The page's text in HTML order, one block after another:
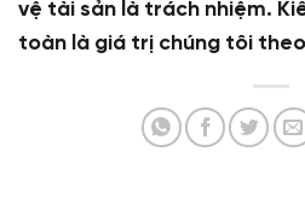
vệ tài sản là trách nhiệm.
toàn là giá trị chúng tôi